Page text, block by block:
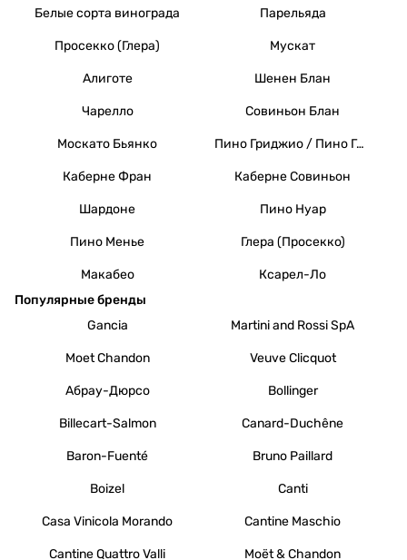
Белые сорта винограда Парельяда
Просекко (Глера) Мускат
Алиготе Шенен Блан
Чарелло Совиньон Блан
Москато Бьянко Пино Гриджио / Пино Гри
Каберне Фран Каберне Совиньон
Шардоне Пино Нуар
Пино Менье Глера (Просекко)
Макабео
Ксарел-Ло
Популярные бренды
Gancia
Martini and Rossi SpA
Moet Chandon Veuve Clicquot
Абрау-Дюрсо Bollinger
Billecart-Salmon Canard-Duchêne
Baron-Fuenté Bruno Paillard
Boizel Canti
Casa Vinicola Morando Cantine Maschio
Cantine Quattro Valli Moët & Chandon